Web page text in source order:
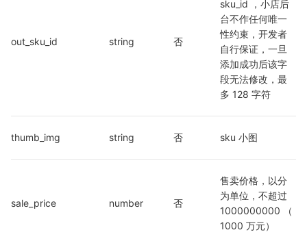
out_sku_id string 否
sku_id ，小店后
台不作任何唯一
性约束，开发者
自行保证，一旦
添加成功后该字
段无法修改，最
多 128 字符
thumb_img string 否 sku 小图
sale_price number 否
售卖价格，以分
为单位，不超过
1000000000 （
1000 万元）